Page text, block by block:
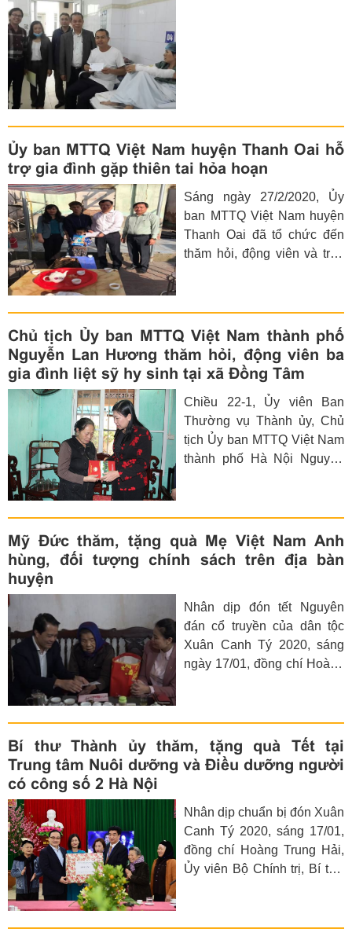
Ủy ban MTTQ Việt Nam huyện Thanh Oai hỗ
trợ gia đình gặp thiên tai hỏa hoạn
Sáng ngày 27/2/2020, Ủy
ban MTTQ Việt Nam huyện
Thanh Oai đã tổ chức đến
thăm hỏi, động viên và trao
xóm An Lạc, thôn Đàn Viên,
xã Cao Viên.
Chủ tịch Ủy ban MTTQ Việt Nam thành phố
Nguyễn Lan Hương thăm hỏi, động viên ba
gia đình liệt sỹ hy sinh tại xã Đồng Tâm
Chiều 22-1, Ủy viên Ban
Thường vụ Thành ủy, Chủ
tịch Ủy ban MTTQ Việt Nam
thành phố Hà Nội Nguyễn
an hy sinh trong khi thực
hiện nhiệm vụ bảo vệ các
mục tiêu khu vực thi công
tường rào sân bay Miếu
Mỹ Đức.
Mỹ Đức thăm, tặng quà Mẹ Việt Nam Anh
hùng, đối tượng chính sách trên địa bàn
huyện
Nhân dịp đón tết Nguyên
đán cổ truyền của dân tộc
Xuân Canh Tý 2020, sáng
ngày 17/01, đồng chí Hoàng
tra Thành ủy
Bí thư Thành ủy thăm, tặng quà Tết tại
Trung tâm Nuôi dưỡng và Điều dưỡng người
có công số 2 Hà Nội
Nhân dịp chuẩn bị đón Xuân
Canh Tý 2020, sáng 17/01,
đồng chí Hoàng Trung Hải,
Ủy viên Bộ Chính trị, Bí thư
Nội đã đến thăm, tặng quà